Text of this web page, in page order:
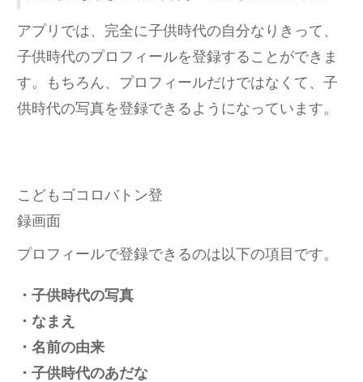
アプリでは、完全に子供時代の自分なりきって、
子供時代のプロフィールを登録することができま
す。もちろん、プロフィールだけではなくて、子
供時代の写真を登録できるようになっています。
こどもゴコロバトン登
録画面
プロフィールで登録できるのは以下の項目です。
・子供時代の写真
・なまえ
・名前の由来
・子供時代のあだな